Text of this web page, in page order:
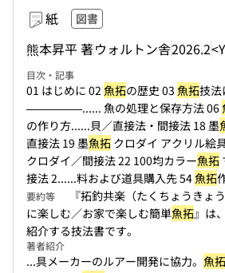
紙 図書
熊本昇平 著ウォルトン舎2026.2
目次・記事
01 はじめに 02 魚拓の歴史 03 魚拓技法
—————...... 魚の処理と保存方法 06
の作り方......貝／直接法・間接法 18 墨
直接法 19 墨魚拓 クロダイ アクリル絵
クロダイ／間接法 22 100均カラー魚拓
接法 2......料および道具購入先 54魚拓
要約等
『拓釣共楽（たくちょうきょ
に楽しむ／お家で楽しむ簡単魚拓』は
紹介する技法書です。
著者紹介
...具メーカーのルアー開発に協力。 魚拓